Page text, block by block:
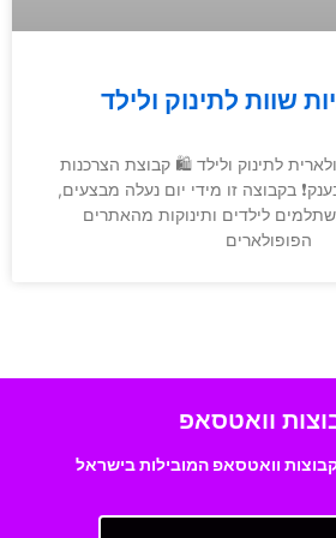
שוות לתינוק ולילד
לתינוק ולילד 🛍 קבוצת הצרכנות
בקבוצה זו מידי יום נעלה מבצעים,
לילדים ותינוקות מהאתרים
הפופולארים
וואטסאפ
וואטסאפ המובילות בישראל